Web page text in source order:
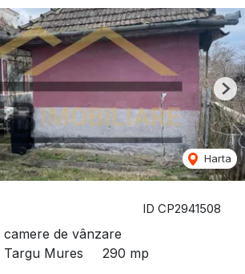
ID CP2941508
de vânzare
Targu Mures
290 mp
Harta